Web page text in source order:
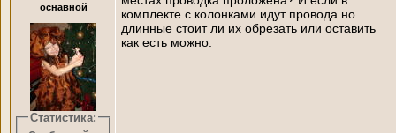
оснавной
Статистика:
комплекте с колонками идут провода но
длинные стоит ли их обрезать или оставить
как есть можно.